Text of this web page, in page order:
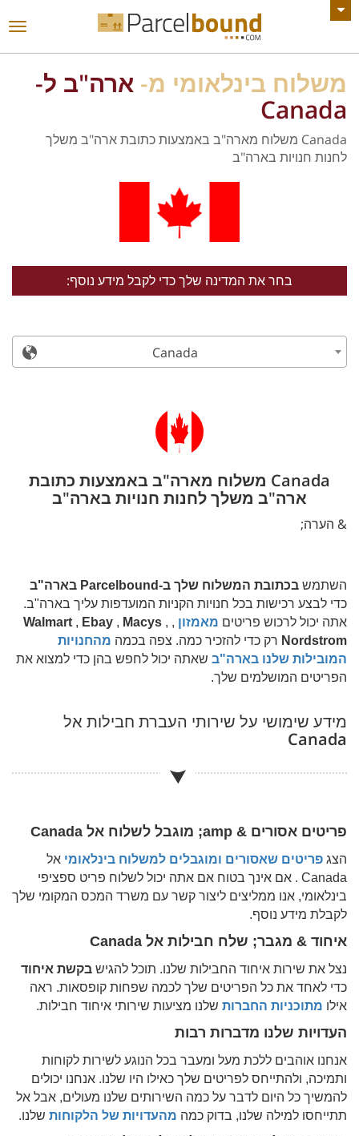
צפה בכל ההודעות
משלוח בינלאומי מ- ארה"ב ל-
Canada
Canada משלוח מארה"ב באמצעות כתובת ארה"ב משלך
לחנות חנויות בארה"ב
בחר את המדינה שלך כדי לקבל מידע נוסף:
Canada
Canada משלוח מארה"ב באמצעות כתובת
ארה"ב משלך לחנות חנויות בארה"ב
& הערה;
השתמש בכתובת המשלוח שלך ב-Parcelbound בארה"ב
כדי לבצע רכישות בכל חנויות הקניות המועדפות עליך בארה"ב.
אתה יכול לרכוש פריטים מאמזון ,
Walmart , Ebay , Macys ,
Nordstrom רק כדי להזכיר כמה. צפה בכמה מהחנויות
המובילות שלנו בארה"ב שאתה יכול לחפש בהן כדי למצוא את
הפריטים המושלמים שלך.
מידע שימושי על שירותי העברת חבילות אל
Canada
פריטים אסורים & amp; מוגבל לשלוח אל Canada
הצג פריטים שאסורים ומוגבלים למשלוח בינלאומי אל
Canada . אם אינך בטוח אם אתה יכול לשלוח פריט ספציפי
בינלאומי, אנו ממליצים ליצור קשר עם משרד המכס המקומי שלך
לקבלת מידע נוסף.
איחוד & מגבר; שלח חבילות אל Canada
נצל את שירות איחוד החבילות שלנו. תוכל להגיש בקשת איחוד
כדי לאחד את כל הפריטים שלך לכמה שפחות קופסאות. ראה
אילו מתוכניות החברות שלנו מציעות שירותי איחוד חבילות.
העדויות שלנו מדברות רבות
אנחנו אוהבים ללכת מעל ומעבר בכל הנוגע לשירות לקוחות
ותמיכה, ולהתייחס לפריטים שלך כאילו היו שלנו. אנחנו יכולים
להמשיך כל היום לדבר על כמה השירותים שלנו מעולים, אבל אל
תתייחסו למילה שלנו, בדוק כמה מהעדויות של הלקוחות שלנו.